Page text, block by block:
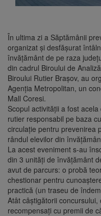
În ultima zi a Săptămânii
organizat şi desfăşurat
învățământ de pe raza
din cadrul Biroului de
Biroului Rutier Brașov, au
Agenția Metropolitan, un
Mall Coresi.
Scopul activității a fost
rutier responsabil pe baza
circulație pentru prevenirea
rândul elevilor din
La acest eveniment s-au
din 3 unități de învățământ
avut de parcurs: o probă
chestionar pentru
practică (un traseu de
Atât câștigătorii
recompensați cu premii de